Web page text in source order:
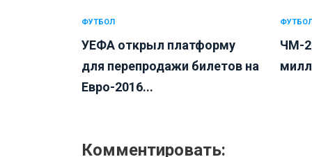
ФУТБОЛ
УЕФА открыл платформу
для перепродажи билетов на
Евро-2016...
ФУТБОЛ
ЧМ-
Комментировать: